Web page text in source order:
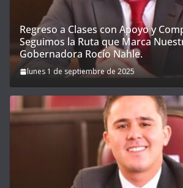
Regreso a Clases con Apoyo y
Seguimos la Ruta que Marca
Gobernadora Rocío Nahle.
lunes 1 de septiembre de 2025